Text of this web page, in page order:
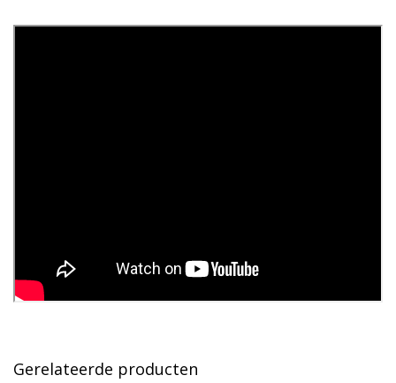
Gerelateerde producten